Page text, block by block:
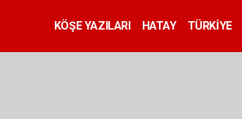
KÖŞE YAZILARI HATAY TÜRKİYE